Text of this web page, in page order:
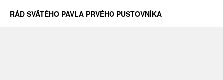
RÁD SVÄTÉHO PAVLA PRVÉHO PUSTOVNÍKA